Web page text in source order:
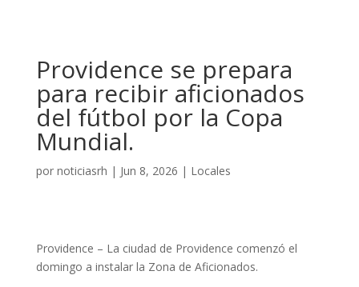
Providence se prepara
para recibir aficionados
del fútbol por la Copa
Mundial.
por noticiasrh | Jun 8, 2026 | Locales
Providence – La ciudad de Providence comenzó el
domingo a instalar la Zona de Aficionados.